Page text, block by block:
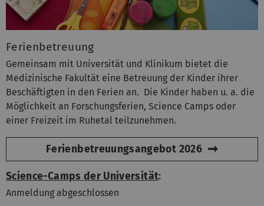
Ferienbetreuung
Gemeinsam mit Universität und Klinikum bietet die
Medizinische Fakultät eine Betreuung der Kinder ihrer
Beschäftigten in den Ferien an. Die Kinder haben u. a. die
Möglichkeit an Forschungsferien, Science Camps oder
einer Freizeit im Ruhetal teilzunehmen.
Ferienbetreuungsangebot 2026
Science-Camps der Universität:
Anmeldung abgeschlossen